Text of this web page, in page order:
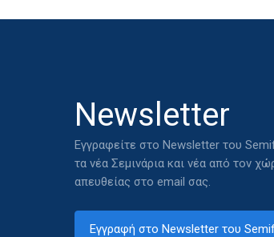
Newsletter
Εγγραφείτε στο Newsletter του
τα νέα Σεμινάρια και νέα από τον
απευθείας στο email σας.
Εγγραφή στο Newsletter του